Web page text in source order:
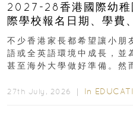
2027-28香港國際幼稚
際學校報名日期、學費
不少香港家長都希望讓小朋
語或全英語環境中成長，並
甚至海外大學做好準備。然
27th July, 2026 ｜ In